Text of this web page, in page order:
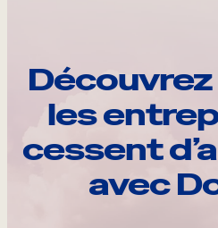
les
cessent
avec